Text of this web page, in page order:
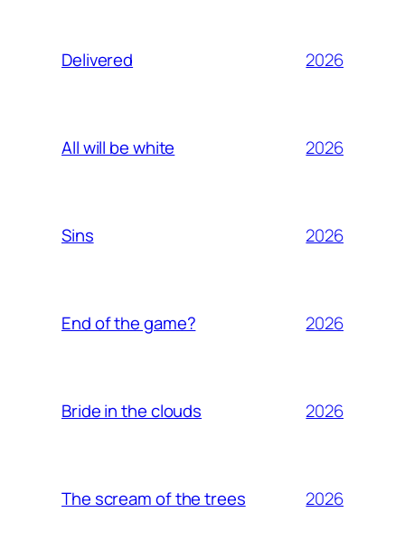
Delivered 2026
All will be white 2026
Sins 2026
End of the game? 2026
Bride in the clouds 2026
The scream of the trees 2026